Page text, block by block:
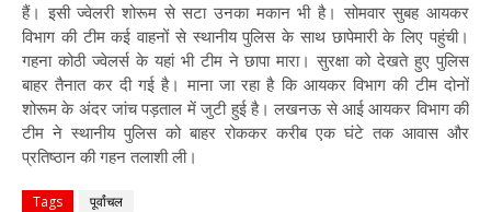
हैं। इसी ज्वेलरी शोरूम से सटा उनका मकान भी है। सोमवार सुबह आयकर
विभाग की टीम कई वाहनों से स्थानीय पुलिस के साथ छापेमारी के लिए पहुंची।
गहना कोठी ज्वेलर्स के यहां भी टीम ने छापा मारा। सुरक्षा को देखते हुए पुलिस
बाहर तैनात कर दी गई है। माना जा रहा है कि आयकर विभाग की टीम दोनों
शोरूम के अंदर जांच पड़ताल में जुटी हुई है। लखनऊ से आई आयकर विभाग की
टीम ने स्थानीय पुलिस को बाहर रोककर करीब एक घंटे तक आवास और
प्रतिष्ठान की गहन तलाशी ली।
Tags पूर्वांचल